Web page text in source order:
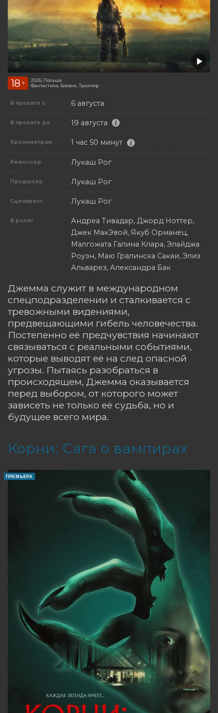
18 +
2026, Польша
Фантастика, Боевик, Триллер
В прокате с 6 августа
В прокате до 19 августа
Хронометраж 1 час 50 минут
Режиссер Лукаш Рог
Продюсер Лукаш Рог
Сценарист Лукаш Рог
В ролях
Андреа Тивадар, Джорд Ноттер,
Джек МакЭвой, Якуб Орманец,
Малгожата Галина Клара, Элайджа
Роуэн, Маю Гралинска Сакаи, Элиз
Альварез, Александра Бак
Джемма служит в международном
спецподразделении и сталкивается с
тревожными видениями,
предвещающими гибель человечества.
Постепенно её предчувствия начинают
связываться с реальными событиями,
которые выводят её на след опасной
угрозы. Пытаясь разобраться в
происходящем, Джемма оказывается
перед выбором, от которого может
зависеть не только её судьба, но и
будущее всего мира.
Корни: Сага о вампирах
ПРЕМЬЕРА